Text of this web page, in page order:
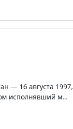
— 16 августа 1997,
исполнявший м…